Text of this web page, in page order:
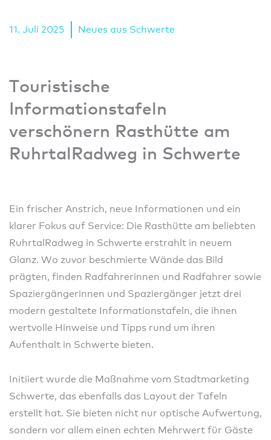
11. Juli 2025 Neues aus Schwerte
Touristische
Informationstafeln
verschönern Rasthütte am
RuhrtalRadweg in Schwerte
Ein frischer Anstrich, neue Informationen und ein
klarer Fokus auf Service: Die Rasthütte am beliebten
RuhrtalRadweg in Schwerte erstrahlt in neuem
Glanz. Wo zuvor beschmierte Wände das Bild
prägten, finden Radfahrerinnen und Radfahrer sowie
Spaziergängerinnen und Spaziergänger jetzt drei
modern gestaltete Informationstafeln, die ihnen
wertvolle Hinweise und Tipps rund um ihren
Aufenthalt in Schwerte bieten.
Initiiert wurde die Maßnahme vom Stadtmarketing
Schwerte, das ebenfalls das Layout der Tafeln
erstellt hat. Sie bieten nicht nur optische Aufwertung,
sondern vor allem einen echten Mehrwert für Gäste